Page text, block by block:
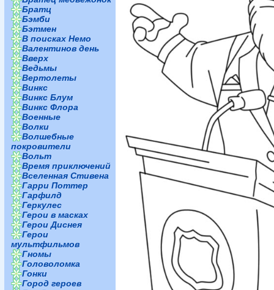
Братц
Бэмби
Бэтмен
В поисках Немо
Валентинов день
Вверх
Ведьмы
Вертолеты
Винкс
Винкс Блум
Винкс Флора
Военные
Волки
Волшебные
покровители
Вольт
Время приключений
Вселенная Стивена
Гарри Поттер
Гарфилд
Геркулес
Герои в масках
Герои Диснея
Герои
мультфильмов
Гномы
Головоломка
Гонки
Город героев